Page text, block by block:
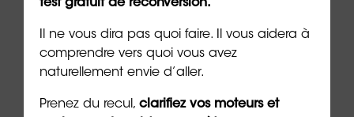
Study®et identifiez les filières et métiers qui
vous correspondent.
Faites reconnaître votre expérience
professionnelle grâce à l’accompagnement VAE
test gratuit de reconversion.
Il ne vous dira pas quoi faire. Il vous aidera à
comprendre vers quoi vous avez
naturellement envie d’aller.
Prenez du recul, clarifiez vos moteurs et